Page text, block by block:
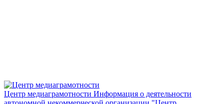
Центр медиаграмотности Информация о деятельности